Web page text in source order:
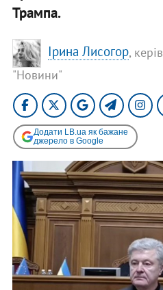
Трампа.
Ірина Лисогор,
"Новини"
Додати LB.ua як бажане
джерело в Google